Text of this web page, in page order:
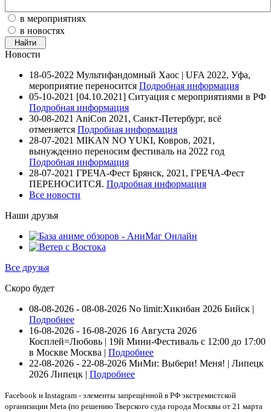
в мероприятиях
в новостях
Новости
18-05-2022 Мультифандомный Хаос | UFA 2022, Уфа,
мероприятие переносится Подробная информация
05-10-2021 [04.10.2021] Ситуация с мероприятиями в РФ
Подробная информация
30-08-2021 AniCon 2021, Санкт-Петербург, всё
отменяется Подробная информация
28-07-2021 MIKAN NO YUKI, Ковров, 2021,
вынужденно переносим фестиваль на 2022 год
Подробная информация
28-07-2021 ГРЕЧА-Фест Брянск, 2021, ГРЕЧА-Фест
ПЕРЕНОСИТСЯ. Подробная информация
Все новости
Наши друзья
Все друзья
Скоро будет
08-08-2026 - 08-08-2026 No limit:Хикибан 2026 Бийск |
Подробнее
16-08-2026 - 16-08-2026 16 Августа 2026
Косплей=Любовь | 19й Мини-Фестиваль с 12:00 до 17:00
в Москве Москва | Подробнее
22-08-2026 - 22-08-2026 МиМи: Выбери! Меня! | Липецк
2026 Липецк | Подробнее
Facebook и Instagram - элементы запрещённой в РФ экстремистской
организации Meta (по решению Тверского суда города Москвы от 21 марта